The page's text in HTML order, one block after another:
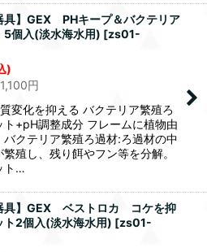
具】GEX PHキープ＆バクテリア
個入(淡水海水用) [zs01-
)
1,100円
変化を抑える バクテリア繁殖ろ
ト+pH調整成分 フレームに植物由
クテリア繁殖ろ過材:ろ過材の中
殖し、残り餌やフン等を分解。
ト…
具】GEX ベストロカ コケを抑
ト2個入(淡水海水用) [zs01-